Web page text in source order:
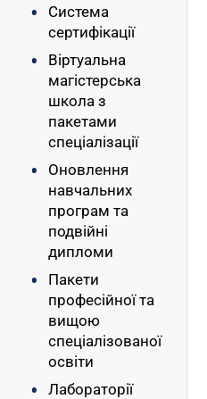
Система
сертифікації
Віртуальна
магістерська
школа з
пакетами
спеціалізації
Оновлення
навчальних
програм та
подвійні
дипломи
Пакети
професійної та
вищою
спеціалізованої
освіти
Лабораторії